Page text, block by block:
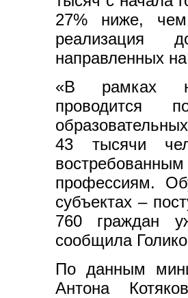
27% ниже, чем
реализация
направленных
«В рамках
проводится
43 тысячи
профессиям.
субъектах –
760 граждан
сообщила
По данным
Антона